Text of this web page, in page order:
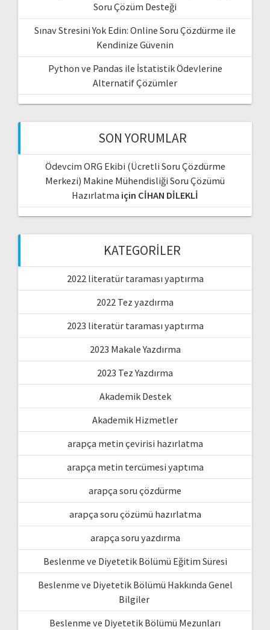
Soru Çözüm Desteği
Sınav Stresini Yok Edin: Online Soru Çözdürme ile
Kendinize Güvenin
Python ve Pandas ile İstatistik Ödevlerine
Alternatif Çözümler
SON YORUMLAR
Ödevcim ORG Ekibi (Ücretli Soru Çözdürme
Merkezi) Makine Mühendisliği Soru Çözümü
Hazırlatma için CİHAN DİLEKLİ
KATEGORILER
2022 literatür taraması yaptırma
2022 Tez yazdırma
2023 literatür taraması yaptırma
2023 Makale Yazdırma
2023 Tez Yazdırma
Akademik Destek
Akademik Hizmetler
arapça metin çevirisi hazırlatma
arapça metin tercümesi yaptıma
arapça soru çözdürme
arapça soru çözümü hazırlatma
arapça soru yazdırma
Beslenme ve Diyetetik Bölümü Eğitim Süresi
Beslenme ve Diyetetik Bölümü Hakkında Genel
Bilgiler
Beslenme ve Diyetetik Bölümü Mezunları